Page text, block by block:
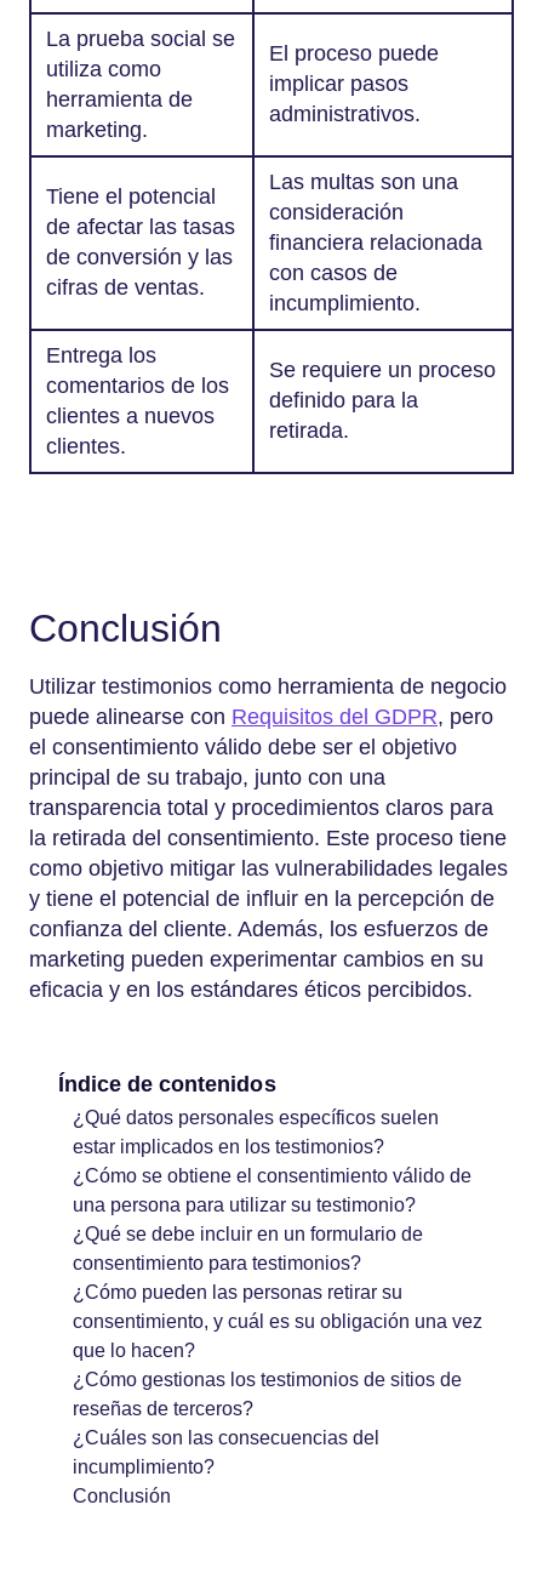
La prueba social se
utiliza como
herramienta de
marketing.
El proceso puede
implicar pasos
administrativos.
Tiene el potencial
de afectar las tasas
de conversión y las
cifras de ventas.
Las multas son una
consideración
financiera relacionada
con casos de
incumplimiento.
Entrega los
comentarios de los
clientes a nuevos
clientes.
Se requiere un proceso
definido para la
retirada.
Conclusión
Utilizar testimonios como herramienta de negocio
puede alinearse con Requisitos del GDPR, pero
el consentimiento válido debe ser el objetivo
principal de su trabajo, junto con una
transparencia total y procedimientos claros para
la retirada del consentimiento. Este proceso tiene
como objetivo mitigar las vulnerabilidades legales
y tiene el potencial de influir en la percepción de
confianza del cliente. Además, los esfuerzos de
marketing pueden experimentar cambios en su
eficacia y en los estándares éticos percibidos.
Índice de contenidos
¿Qué datos personales específicos suelen
estar implicados en los testimonios?
¿Cómo se obtiene el consentimiento válido de
una persona para utilizar su testimonio?
¿Qué se debe incluir en un formulario de
consentimiento para testimonios?
¿Cómo pueden las personas retirar su
consentimiento, y cuál es su obligación una vez
que lo hacen?
¿Cómo gestionas los testimonios de sitios de
reseñas de terceros?
¿Cuáles son las consecuencias del
incumplimiento?
Conclusión